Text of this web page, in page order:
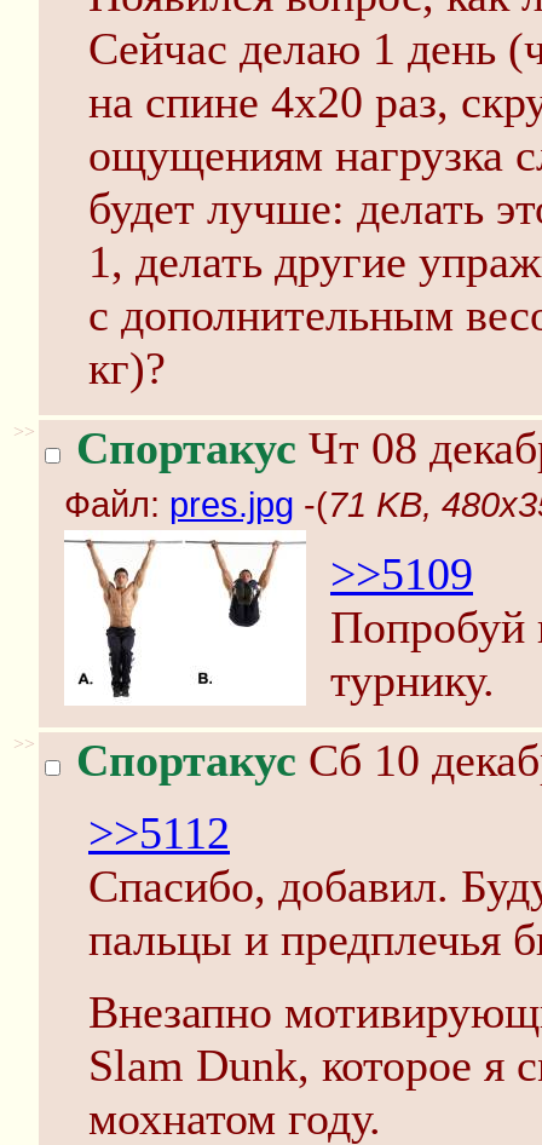
Сейчас делаю 1 день
на спине 4х20 раз,
ощущениям нагрузка
будет лучше: делать
1, делать другие
с дополнительным
кг)?
>> Спортакус Чт 08
Файл: pres.jpg -(71 KB,
>>5109
Попробуй
турнику.
>> Спортакус Сб 10
>>5112
Спасибо, добавил.
пальцы и предплечья
Внезапно
Slam Dunk, которое я
мохнатом году.